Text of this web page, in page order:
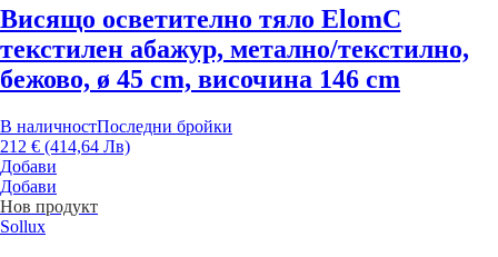
Висящо осветително тяло ElomС
текстилен абажур, метално/текстилно,
бежово, ø 45 cm, височина 146 cm
В наличностПоследни бройки
212 € (414,64 Лв)
Добави
Добави
Нов продукт
Sollux